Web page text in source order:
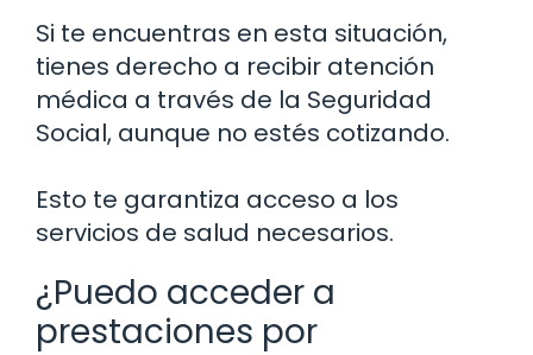
Si te encuentras en esta situación,
tienes derecho a recibir atención
médica a través de la Seguridad
Social, aunque no estés cotizando.
Esto te garantiza acceso a los
servicios de salud necesarios.
¿Puedo acceder a
prestaciones por